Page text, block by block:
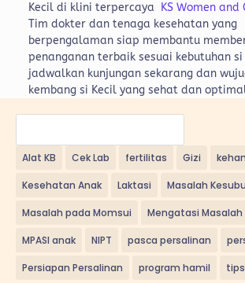
Kecil di klini terpercaya
KS Women
Tim dokter dan tenaga kesehatan yang
berpengalaman siap membantu
penanganan terbaik sesuai kebutuhan si
jadwalkan kunjungan sekarang dan
kembang si Kecil yang sehat dan
Alat KB Cek Lab fertilitas Gizi
Kesehatan Anak Laktasi Masalah
Masalah pada Momsui Mengatasi Masalah
MPASI anak NIPT pasca persalinan
Persiapan Persalinan program hamil